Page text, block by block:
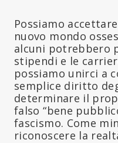
Possiamo
nuovo mondo
alcuni potrebbero
stipendi e le
possiamo unirci a
semplice diritto
determinare il
falso “bene
fascismo. Come
riconoscere la